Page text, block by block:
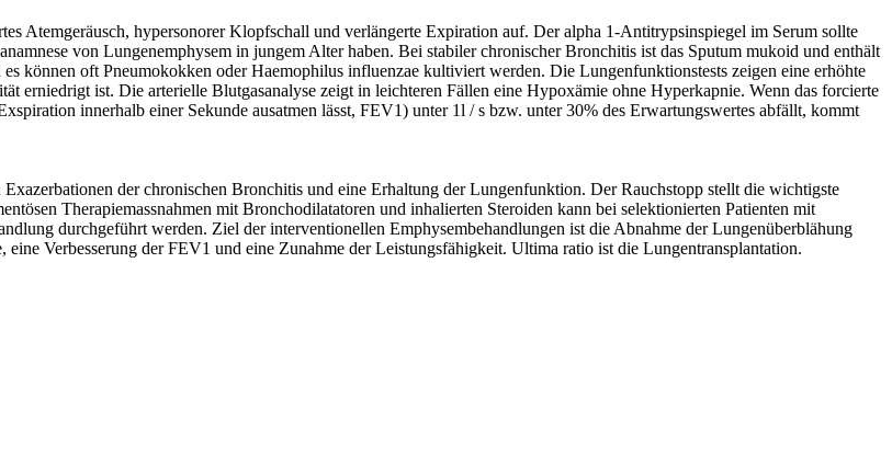
Atemgeräusch, hypersonorer Klopfschall und verlängerte Expiration auf. Der alpha 1-Antitrypsinspiegel im Serum sollte
von Lungenemphysem in jungem Alter haben. Bei stabiler chronischer Bronchitis ist das Sputum mukoid und enthält
können oft Pneumokokken oder Haemophilus influenzae kultiviert werden. Die Lungenfunktionstests zeigen eine erhöhte
erniedrigt ist. Die arterielle Blutgasanalyse zeigt in leichteren Fällen eine Hypoxämie ohne Hyperkapnie. Wenn das forcierte
innerhalb einer Sekunde ausatmen lässt, FEV1) unter 1l / s bzw. unter 30% des Erwartungswertes abfällt, kommt
der chronischen Bronchitis und eine Erhaltung der Lungenfunktion. Der Rauchstopp stellt die wichtigste
Therapiemassnahmen mit Bronchodilatatoren und inhalierten Steroiden kann bei selektionierten Patienten mit
durchgeführt werden. Ziel der interventionellen Emphysembehandlungen ist die Abnahme der Lungenüberblähung
Verbesserung der FEV1 und eine Zunahme der Leistungsfähigkeit. Ultima ratio ist die Lungentransplantation.